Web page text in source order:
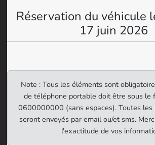
Réservation du véhicule
17 juin 2026
Note : Tous les éléments sont
de téléphone portable doit être sous le
0600000000 (sans espaces). Toutes les
seront envoyés par email ou/et sms.
l'exactitude de vos